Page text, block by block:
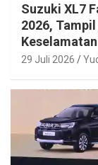
Suzuki XL7
2026,
29 Juli 2026